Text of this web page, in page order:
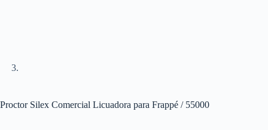
Proctor Silex Comercial Licuadora para Frappé / 55000